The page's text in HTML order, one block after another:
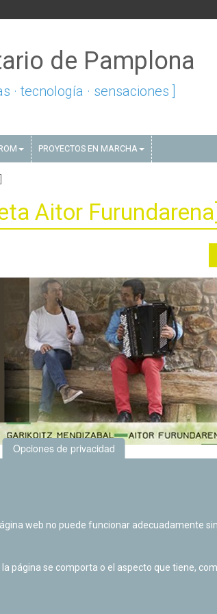
de Pamplona
· tecnología · sensaciones ]
PROYECTOS EN MARCHA
Aitor Furundarena]
Opciones de privacidad
web no puede funcionar adecuadamente
página se comporta o el aspecto que tiene,